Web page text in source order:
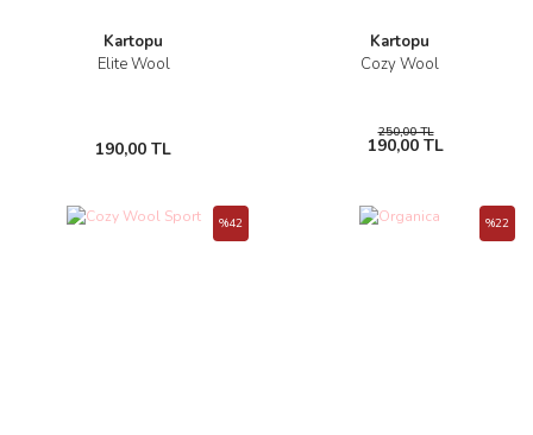
Kartopu
Elite Wool
190,00 TL
Kartopu
Cozy Wool
250,00 TL
190,00 TL
%42 %22